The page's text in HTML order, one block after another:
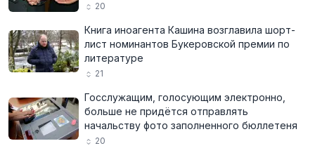
20
Книга иноагента Кашина возглавила шорт-
лист номинантов Букеровской премии по
литературе
21
Госслужащим, голосующим электронно,
больше не придётся отправлять
начальству фото заполненного бюллетеня
20